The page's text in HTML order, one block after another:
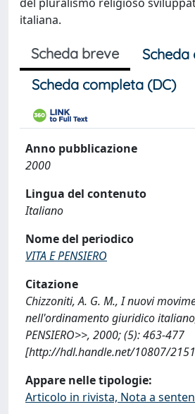
italiana.
Scheda breve
Scheda completa (DC)
Anno pubblicazione
2000
Lingua del contenuto
Italiano
Nome del periodico
VITA E PENSIERO
Citazione
Chizzoniti, A. G. M., I nuovi
nell'ordinamento giuridico
PENSIERO>>, 2000; (5): 463-477
[http://hdl.handle.net/10807/
Appare nelle tipologie:
Articolo in rivista, Nota a